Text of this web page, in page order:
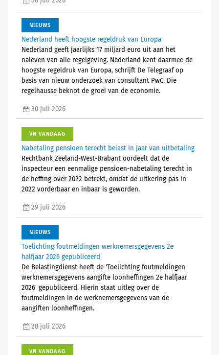
NIEUWS
Nederland heeft hoogste regeldruk van Europa
Nederland geeft jaarlijks 17 miljard euro uit aan het
naleven van alle regelgeving. Nederland kent daarmee de
hoogste regeldruk van Europa, schrijft De Telegraaf op
basis van nieuw onderzoek van consultant PwC. Die
regelhausse beknot de groei van de economie.
30 juli 2026
VN VANDAAG
Nabetaling pensioen terecht belast in jaar van uitbetaling
Rechtbank Zeeland-West-Brabant oordeelt dat de
inspecteur een eenmalige pensioen-nabetaling terecht in
de heffing over 2022 betrekt, omdat de uitkering pas in
2022 vorderbaar en inbaar is geworden.
29 juli 2026
NIEUWS
Toelichting foutmeldingen werknemersgegevens 2e
halfjaar 2026 gepubliceerd
De Belastingdienst heeft de 'Toelichting foutmeldingen
werknemersgegevens aangifte loonheffingen 2e halfjaar
2026' gepubliceerd. Hierin staat uitleg over de
foutmeldingen in de werknemersgegevens van de
aangiften loonheffingen.
28 juli 2026
VN VANDAAG